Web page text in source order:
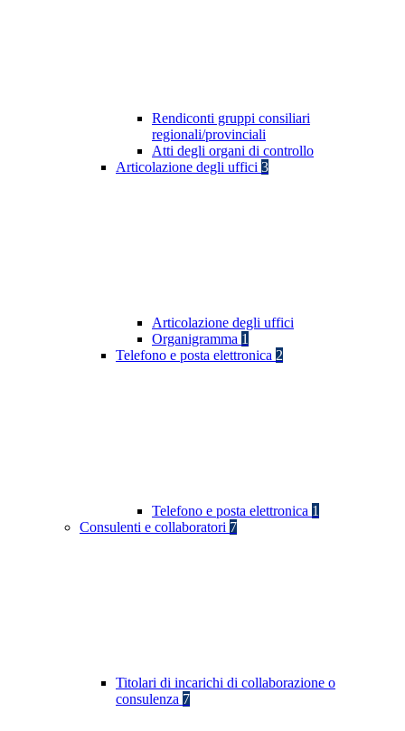
Rendiconti gruppi consiliari
regionali/provinciali
Atti degli organi di controllo
Articolazione degli uffici 3
Articolazione degli uffici
Organigramma 1
Telefono e posta elettronica 2
Telefono e posta elettronica 1
Consulenti e collaboratori 7
Titolari di incarichi di collaborazione o
consulenza 7